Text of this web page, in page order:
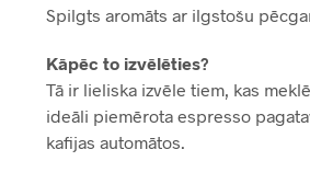
Spilgts aromāts ar ilgstošu
Kāpēc to izvēlēties?
Tā ir lieliska izvēle tiem, kas
ideāli piemērota espresso
kafijas automātos.